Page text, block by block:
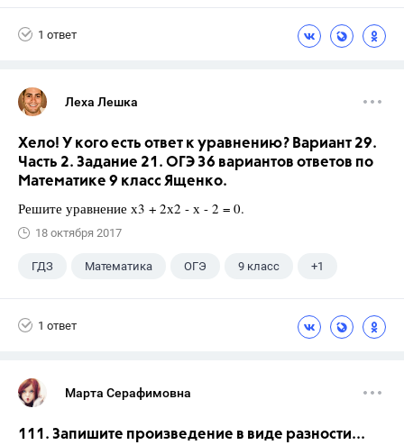
1 ответ
Леха Лешка
Хело! У кого есть ответ к уравнению? Вариант 29.
Часть 2. Задание 21. ОГЭ 36 вариантов ответов по
Математике 9 класс Ященко.
Решите уравнение х3 + 2х2 - х - 2 = 0.
18 октября 2017
ГДЗ Математика ОГЭ 9 класс +1
1 ответ
Марта Серафимовна
111. Запишите произведение в виде разности...